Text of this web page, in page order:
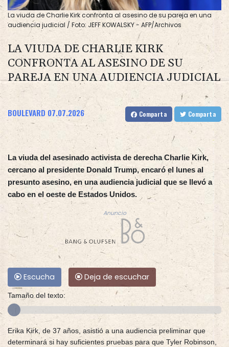
La viuda de Charlie Kirk confronta al asesino de su pareja en una
audiencia judicial / Foto: JEFF KOWALSKY - AFP/Archivos
LA VIUDA DE CHARLIE KIRK
CONFRONTA AL ASESINO DE SU
PAREJA EN UNA AUDIENCIA JUDICIAL
BOULEVARD 07.07.2026 Comparta Comparta
La viuda del asesinado activista de derecha Charlie Kirk,
cercano al presidente Donald Trump, encaró el lunes al
presunto asesino, en una audiencia judicial que se llevó a
cabo en el oeste de Estados Unidos.
Anuncio
Escucha Deja de escuchar
Tamaño del texto:
Erika Kirk, de 37 años, asistió a una audiencia preliminar que
determinará si hay suficientes pruebas para que Tyler Robinson,